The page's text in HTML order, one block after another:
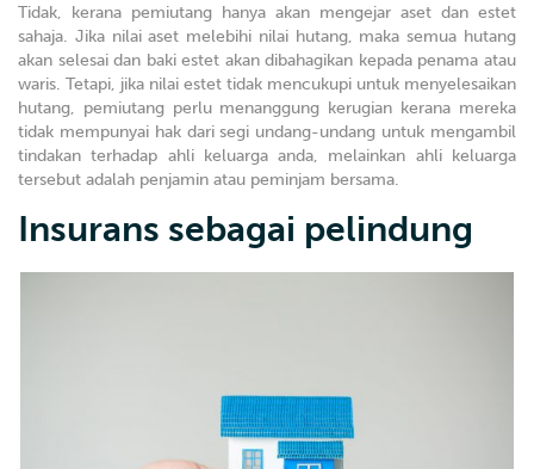
Tidak, kerana pemiutang hanya akan mengejar aset dan estet
sahaja. Jika nilai aset melebihi nilai hutang, maka semua hutang
akan selesai dan baki estet akan dibahagikan kepada penama atau
waris. Tetapi, jika nilai estet tidak mencukupi untuk menyelesaikan
hutang, pemiutang perlu menanggung kerugian kerana mereka
tidak mempunyai hak dari segi undang-undang untuk mengambil
tindakan terhadap ahli keluarga anda, melainkan ahli keluarga
tersebut adalah penjamin atau peminjam bersama.
Insurans sebagai pelindung